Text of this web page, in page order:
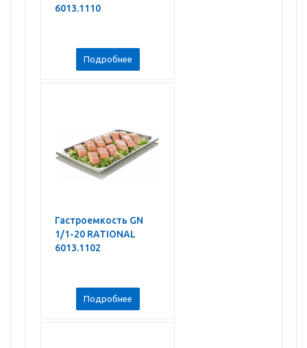
6013.1110
Подробнее
Гастроемкость GN
1/1-20 RATIONAL
6013.1102
Подробнее